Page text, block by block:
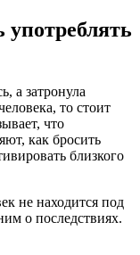
употреблять
а затронула
то стоит
что
как бросить
близкого
не находится под
о последствиях.